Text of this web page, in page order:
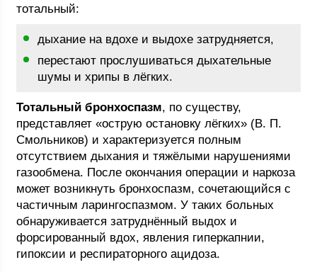
тотальный:
дыхание на вдохе и выдохе затрудняется,
перестают прослушиваться дыхательные
шумы и хрипы в лёгких.
Тотальный бронхоспазм, по существу,
представляет «острую остановку лёгких» (В. П.
Смольников) и характеризуется полным
отсутствием дыхания и тяжёлыми нарушениями
газообмена. После окончания операции и наркоза
может возникнуть бронхоспазм, сочетающийся с
частичным ларингоспазмом. У таких больных
обнаруживается затруднённый выдох и
форсированный вдох, явления гиперкапнии,
гипоксии и респираторного ацидоза.